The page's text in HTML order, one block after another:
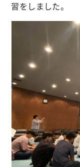
習をしました。